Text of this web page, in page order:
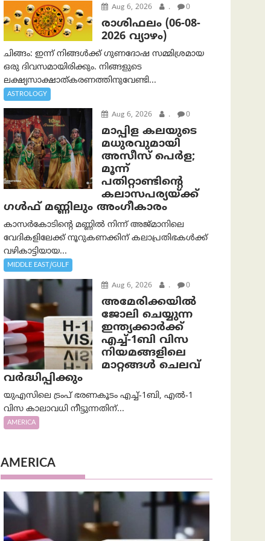
Aug 6, 2026 . 0
രാശിഫലം (06-08-
2026 വ്യാഴം)
ചിങ്ങം: ഇന്ന് നിങ്ങൾക്ക് ഗുണദോഷ സമ്മിശ്രമായ
ഒരു ദിവസമായിരിക്കും. നിങ്ങളുടെ
ലക്ഷ്യസാക്ഷാത്കരണത്തിനുവേണ്ടി...
ASTROLOGY
Aug 6, 2026 . 0
മാപ്പിള കലയുടെ
മധുരവുമായി
അസീസ് പെർള;
മൂന്ന്
പതിറ്റാണ്ടിന്റെ
കലാസപര്യയ്ക്ക്
ഗൾഫ് മണ്ണിലും അംഗീകാരം
കാസർകോടിന്റെ മണ്ണിൽ നിന്ന് അജ്മാനിലെ
വേദികളിലേക്ക് നൂറുകണക്കിന് കലാപ്രതിഭകൾക്ക്
വഴികാട്ടിയായ...
MIDDLE EAST/GULF
Aug 6, 2026 . 0
അമേരിക്കയില്‍
ജോലി ചെയ്യുന്ന
ഇന്ത്യക്കാർക്ക്
എച്ച്-1ബി വിസ
നിയമങ്ങളിലെ
മാറ്റങ്ങൾ ചെലവ്
വർദ്ധിപ്പിക്കും
യുഎസിലെ ട്രംപ് ഭരണകൂടം എച്ച്-1ബി, എൽ-1
വിസ കാലാവധി നീട്ടുന്നതിന്...
AMERICA
AMERICA